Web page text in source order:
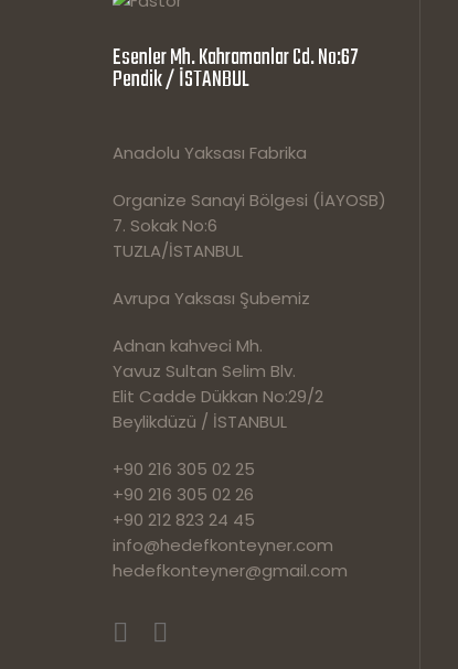
Esenler Mh. Kahramanlar Cd. No:67
Pendik / İSTANBUL
Anadolu Yaksası Fabrika
Organize Sanayi Bölgesi (İAYOSB)
7. Sokak No:6
TUZLA/İSTANBUL
Avrupa Yaksası Şubemiz
Adnan kahveci Mh.
Yavuz Sultan Selim Blv.
Elit Cadde Dükkan No:29/2
Beylikdüzü / İSTANBUL
+90 216 305 02 25
+90 216 305 02 26
+90 212 823 24 45
info@hedefkonteyner.com
hedefkonteyner@gmail.com